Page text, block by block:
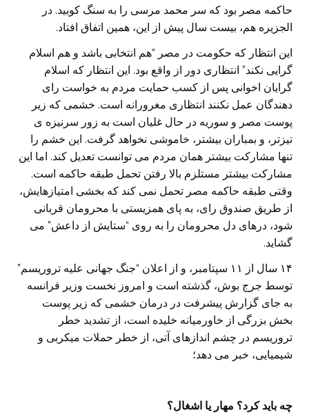
حاکمه مصر بود که سر محمد مرسی را به سنگ کوبید. در
الجزیره هم، بیست سال پیش از این، همین اتفاق افتاد.
این انتظار که حکومت در مصر “هم انتخابی باشد و هم اسلام
گرایی نکند” انتظاری دور از واقع بود. این انتظار که اسلام
گرایان اخوانی پس از کسب حمایت مردم به خواست رای
دهندگان عمل نکنند انتظاری مغرورانه است. خشمی که زیر
پوست مصر و سوریه در حال غلیان است به زور سرنیزه ی
تیزتر، و بمباران بیشتر، خاموشی نخواهد گرفت. این خشم را
تنها مشارکت بیشتر همان مردم می توانست تعدیل کند. اما این
مشارکت بیشتر مستلزم بالا رفتن تحمل طبقه حاکمه است.
وقتی طبقه حاکمه مصر تحمل نمی کند که بخشی امتیازهایش،
از طریق صندوق رای، به پای همزیستی با محرومان قربانی
شود، درهای دل محرومان را به روی “ستایش از داعش” می
گشاید.
۱۴ سال از ۱۱ سپتامبر، و از اعلان “جنگ جهانی علیه تروریسم”
توسط جرج بوش، گذشته است و امروز نخست وزیر فرانسه
به جای گزارش پیشرفت در درمان خشمی که زیر پوست
بخش بزرگی از خاورمیانه خلیده است، از تشدید خطر
تروریسم در چشم اندازهای آتی، از خطر حملات میکربی و
شیمیایی، خبر می دهد؛
چه باید کرد؟ مهار یا اشغال؟